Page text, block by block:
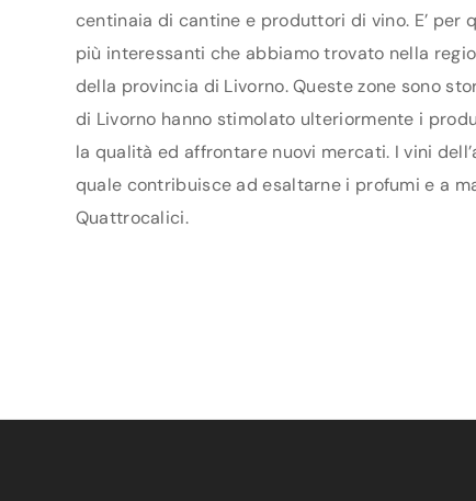
centinaia di cantine e produttori di vino. E’
più interessanti che abbiamo trovato nella
della provincia di Livorno. Queste zone sono
di Livorno hanno stimolato ulteriormente i
la qualità ed affrontare nuovi mercati. I vini
quale contribuisce ad esaltarne i profumi e a
Quattrocalici.